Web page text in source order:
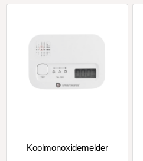
Koolmonoxidemelder